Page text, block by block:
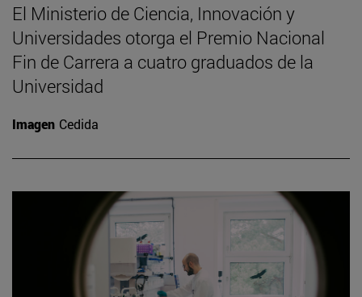
El Ministerio de Ciencia, Innovación y
Universidades otorga el Premio Nacional
Fin de Carrera a cuatro graduados de la
Universidad
Imagen Cedida